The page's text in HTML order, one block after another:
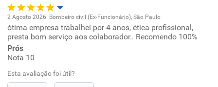
Recomenda esta empresa
Recomenda a diretoria
Oportunidade de promoção
Ambiente de trabalho
Conciliação com a vida familiar
2 Agosto 2026. Bombeiro civil (Ex-Funcionário), São Paulo
ótima empresa trabalhei por 4 anos, ética profissional,
presta bom serviço aos colaborador.. Recomendo 100%
Prós
Nota 10
Esta avaliação foi útil?